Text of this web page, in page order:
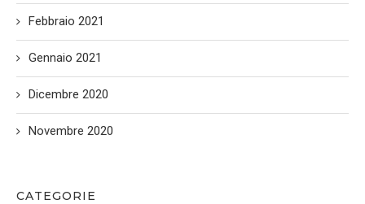
Febbraio 2021
Gennaio 2021
Dicembre 2020
Novembre 2020
CATEGORIE